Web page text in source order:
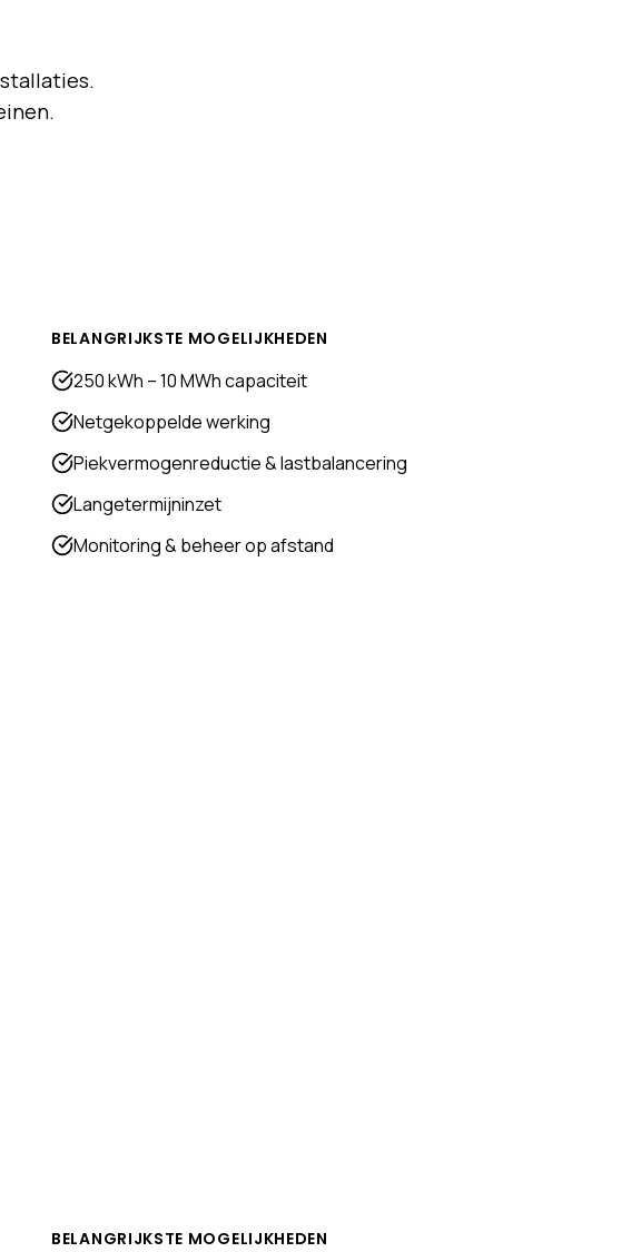
BELANGRIJKSTE MOGELIJKHEDEN
250 kWh – 10 MWh capaciteit
Netgekoppelde werking
Piekvermogenreductie & lastbalancering
Langetermijninzet
Monitoring & beheer op afstand
BELANGRIJKSTE MOGELIJKHEDEN